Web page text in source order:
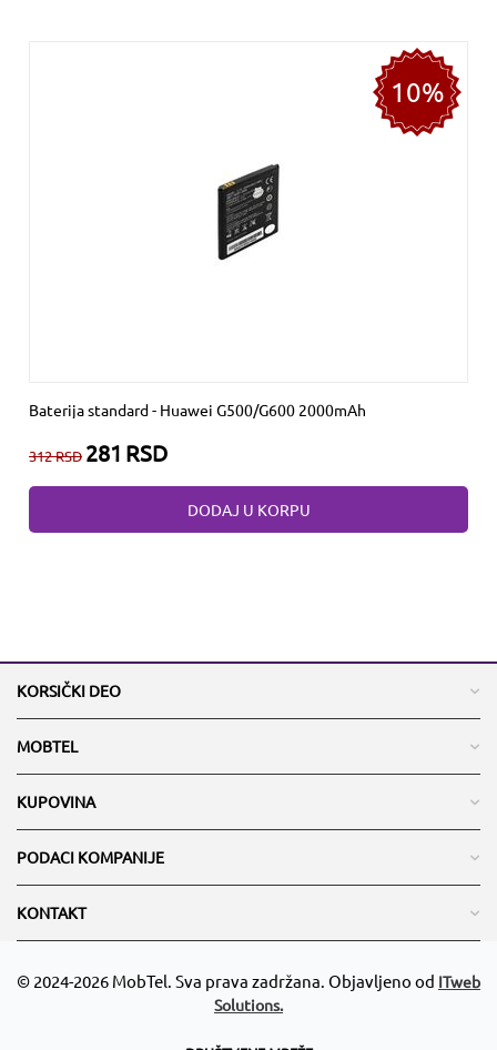
10%
Baterija standard - Huawei G500/G600 2000mAh
312RSD 281 RSD
DODAJ U KORPU
KORSIČKI DEO
MOBTEL
KUPOVINA
PODACI KOMPANIJE
KONTAKT
© 2024-2026 MobTel. Sva prava zadržana. Objavljeno od ITweb
Solutions.